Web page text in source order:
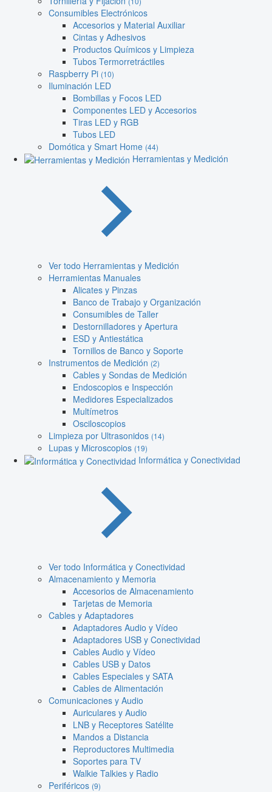
Consumibles Electrónicos
Accesorios y Material Auxiliar
Cintas y Adhesivos
Productos Químicos y Limpieza
Tubos Termorretráctiles
Raspberry Pi (10)
Iluminación LED
Bombillas y Focos LED
Componentes LED y Accesorios
Tiras LED y RGB
Tubos LED
Domótica y Smart Home (44)
Herramientas y Medición
Ver todo Herramientas y Medición
Herramientas Manuales
Alicates y Pinzas
Banco de Trabajo y Organización
Consumibles de Taller
Destornilladores y Apertura
ESD y Antiestática
Tornillos de Banco y Soporte
Instrumentos de Medición (2)
Cables y Sondas de Medición
Endoscopios e Inspección
Medidores Especializados
Multímetros
Osciloscopios
Limpieza por Ultrasonidos (14)
Lupas y Microscopios (19)
Informática y Conectividad
Ver todo Informática y Conectividad
Almacenamiento y Memoria
Accesorios de Almacenamiento
Tarjetas de Memoria
Cables y Adaptadores
Adaptadores Audio y Vídeo
Adaptadores USB y Conectividad
Cables Audio y Vídeo
Cables USB y Datos
Cables Especiales y SATA
Cables de Alimentación
Comunicaciones y Audio
Auriculares y Audio
LNB y Receptores Satélite
Mandos a Distancia
Reproductores Multimedia
Soportes para TV
Walkie Talkies y Radio
Periféricos (9)